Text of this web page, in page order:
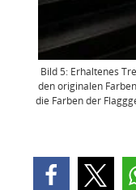
Bild 5: Erhaltenes
den originalen
die Farben der